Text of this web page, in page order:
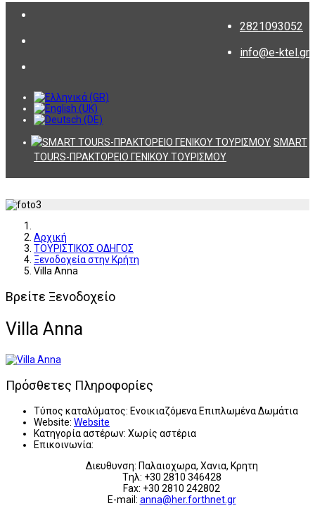
2821093052
info@e-ktel.gr
SMART
TOURS-ΠΡΑΚΤΟΡΕΙΟ ΓΕΝΙΚΟΥ ΤΟΥΡΙΣΜΟΥ
Αρχική
ΤΟΥΡΙΣΤΙΚΟΣ ΟΔΗΓΟΣ
Ξενοδοχεία στην Κρήτη
Villa Anna
Βρείτε Ξενοδοχείο
Villa Anna
Πρόσθετες Πληροφορίες
Τύπος καταλύματος: Ενοικιαζόμενα Επιπλωμένα Δωμάτια
Website: Website
Κατηγορία αστέρων: Χωρίς αστέρια
Επικοινωνία:
Διευθυνση: Παλαιοχωρα, Χανια, Κρητη
Tηλ: +30 2810 346428
Fax: +30 2810 242802
E-mail: anna@her.forthnet.gr